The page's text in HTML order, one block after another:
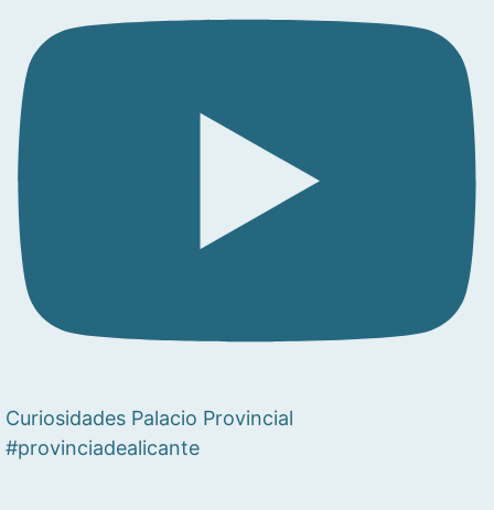
Curiosidades Palacio Provincial
#provinciadealicante